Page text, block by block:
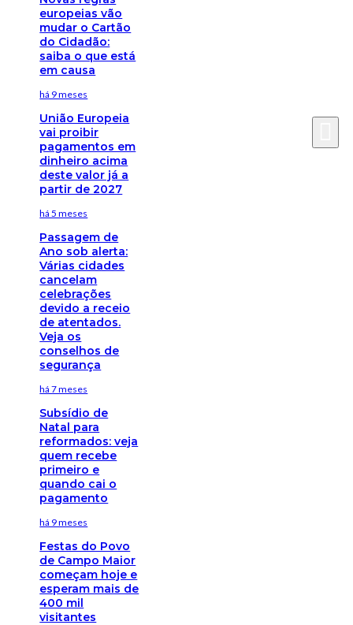
europeias vão
mudar o Cartão
do Cidadão:
saiba o que está
em causa
há 9 meses
União Europeia
vai proibir
pagamentos em
dinheiro acima
deste valor já a
partir de 2027
há 5 meses
Passagem de
Ano sob alerta:
Várias cidades
cancelam
celebrações
devido a receio
de atentados.
Veja os
conselhos de
segurança
há 7 meses
Subsídio de
Natal para
reformados: veja
quem recebe
primeiro e
quando cai o
pagamento
há 9 meses
Festas do Povo
de Campo Maior
começam hoje e
esperam mais de
400 mil
visitantes